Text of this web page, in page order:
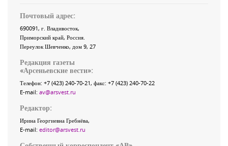
Почтовый адрес:
690091, г. Владивосток,
Приморский край, Россия
Переулок Шевченко, дом 9, 27
Редакция газеты
«Арсеньевские вести»:
Телефон: +7 (423) 240-70-21, факс: +7 (423) 240-70-22
E-mail: av@arsvest.ru
Редактор:
Ирина Георгиевна Гребнёва,
E-mail: editor@arsvest.ru